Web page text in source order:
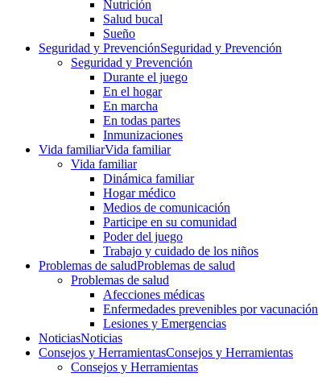
Nutrición
Salud bucal
Sueño
Seguridad y PrevenciónSeguridad y Prevención
Seguridad y Prevención
Durante el juego
En el hogar
En marcha
En todas partes
Inmunizaciones
Vida familiarVida familiar
Vida familiar
Dinámica familiar
Hogar médico
Medios de comunicación
Participe en su comunidad
Poder del juego
Trabajo y cuidado de los niños
Problemas de saludProblemas de salud
Problemas de salud
Afecciones médicas
Enfermedades prevenibles por vacunación
Lesiones y Emergencias
NoticiasNoticias
Consejos y HerramientasConsejos y Herramientas
Consejos y Herramientas